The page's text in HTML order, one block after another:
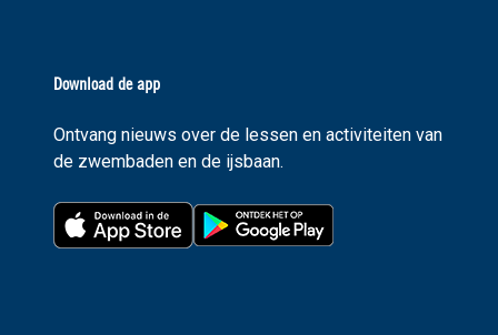
Download de app
Ontvang nieuws over de lessen en activiteiten van
de zwembaden en de ijsbaan.